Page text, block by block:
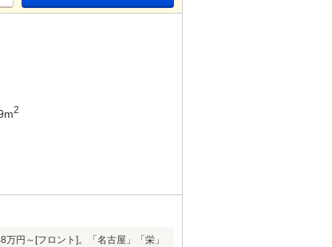
2
円～[フロント]。「名古屋」「栄」